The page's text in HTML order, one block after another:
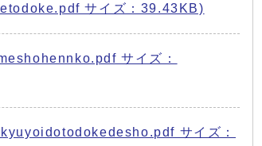
サイズ：39.43KB)
サイズ：
サイズ：